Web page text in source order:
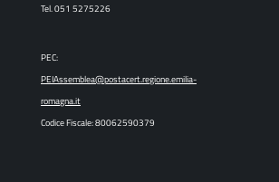
Tel. 051 5275226
PEC:
PEIAssemblea@postacert.regione.emilia-
romagna.it
Codice Fiscale: 80062590379